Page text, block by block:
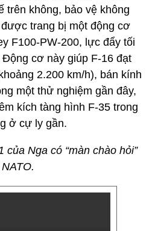
trên không, bảo vệ không
trang bị một động cơ
F100-PW-200, lực đẩy tối
cơ này giúp F-16 đạt
2.200 km/h), bán kính
một thử nghiệm gần đây,
kích tàng hình F-35 trong
ở cự ly gần.
của Nga có “màn chào hỏi”